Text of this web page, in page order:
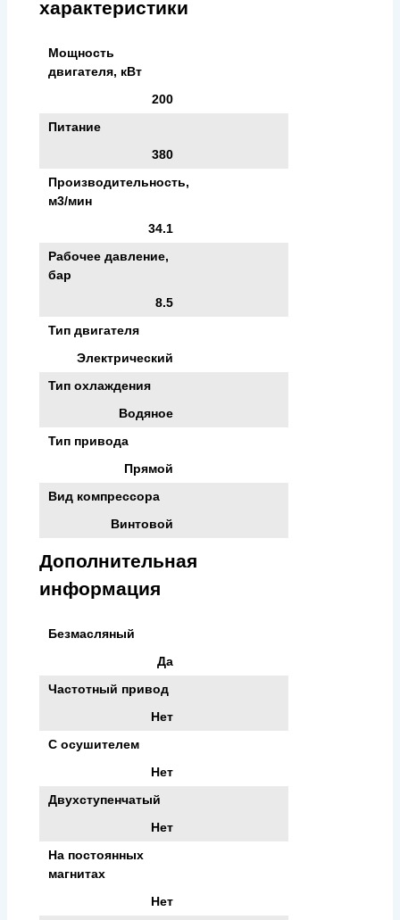
характеристики
Мощность
двигателя, кВт
200
Питание
380
Производительность,
м3/мин
34.1
Рабочее давление,
бар
8.5
Тип двигателя
Электрический
Тип охлаждения
Водяное
Тип привода
Прямой
Вид компрессора
Винтовой
Дополнительная
информация
Безмасляный
Да
Частотный привод
Нет
С осушителем
Нет
Двухступенчатый
Нет
На постоянных
магнитах
Нет